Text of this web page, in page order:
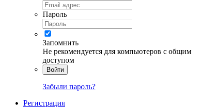
Пароль
Запомнить
Не рекомендуется для компьютеров с общим
доступом
Войти
Забыли пароль?
Регистрация